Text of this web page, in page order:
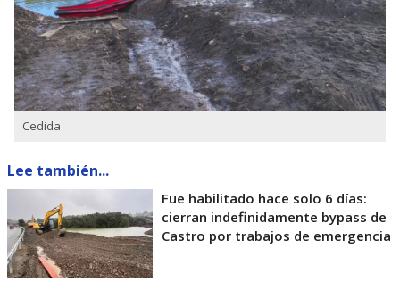
Cedida
Lee también...
Fue habilitado hace solo 6 días:
cierran indefinidamente bypass de
Castro por trabajos de emergencia